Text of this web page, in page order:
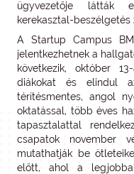
ügyvezetője látták
kerekasztal-beszélgetés
A Startup Campus
jelentkezhetnek a
következik, október
diákokat és elindul
térítésmentes, angol
oktatással, több éves
tapasztalattal
csapatok november
mutathatják be
előtt, ahol a